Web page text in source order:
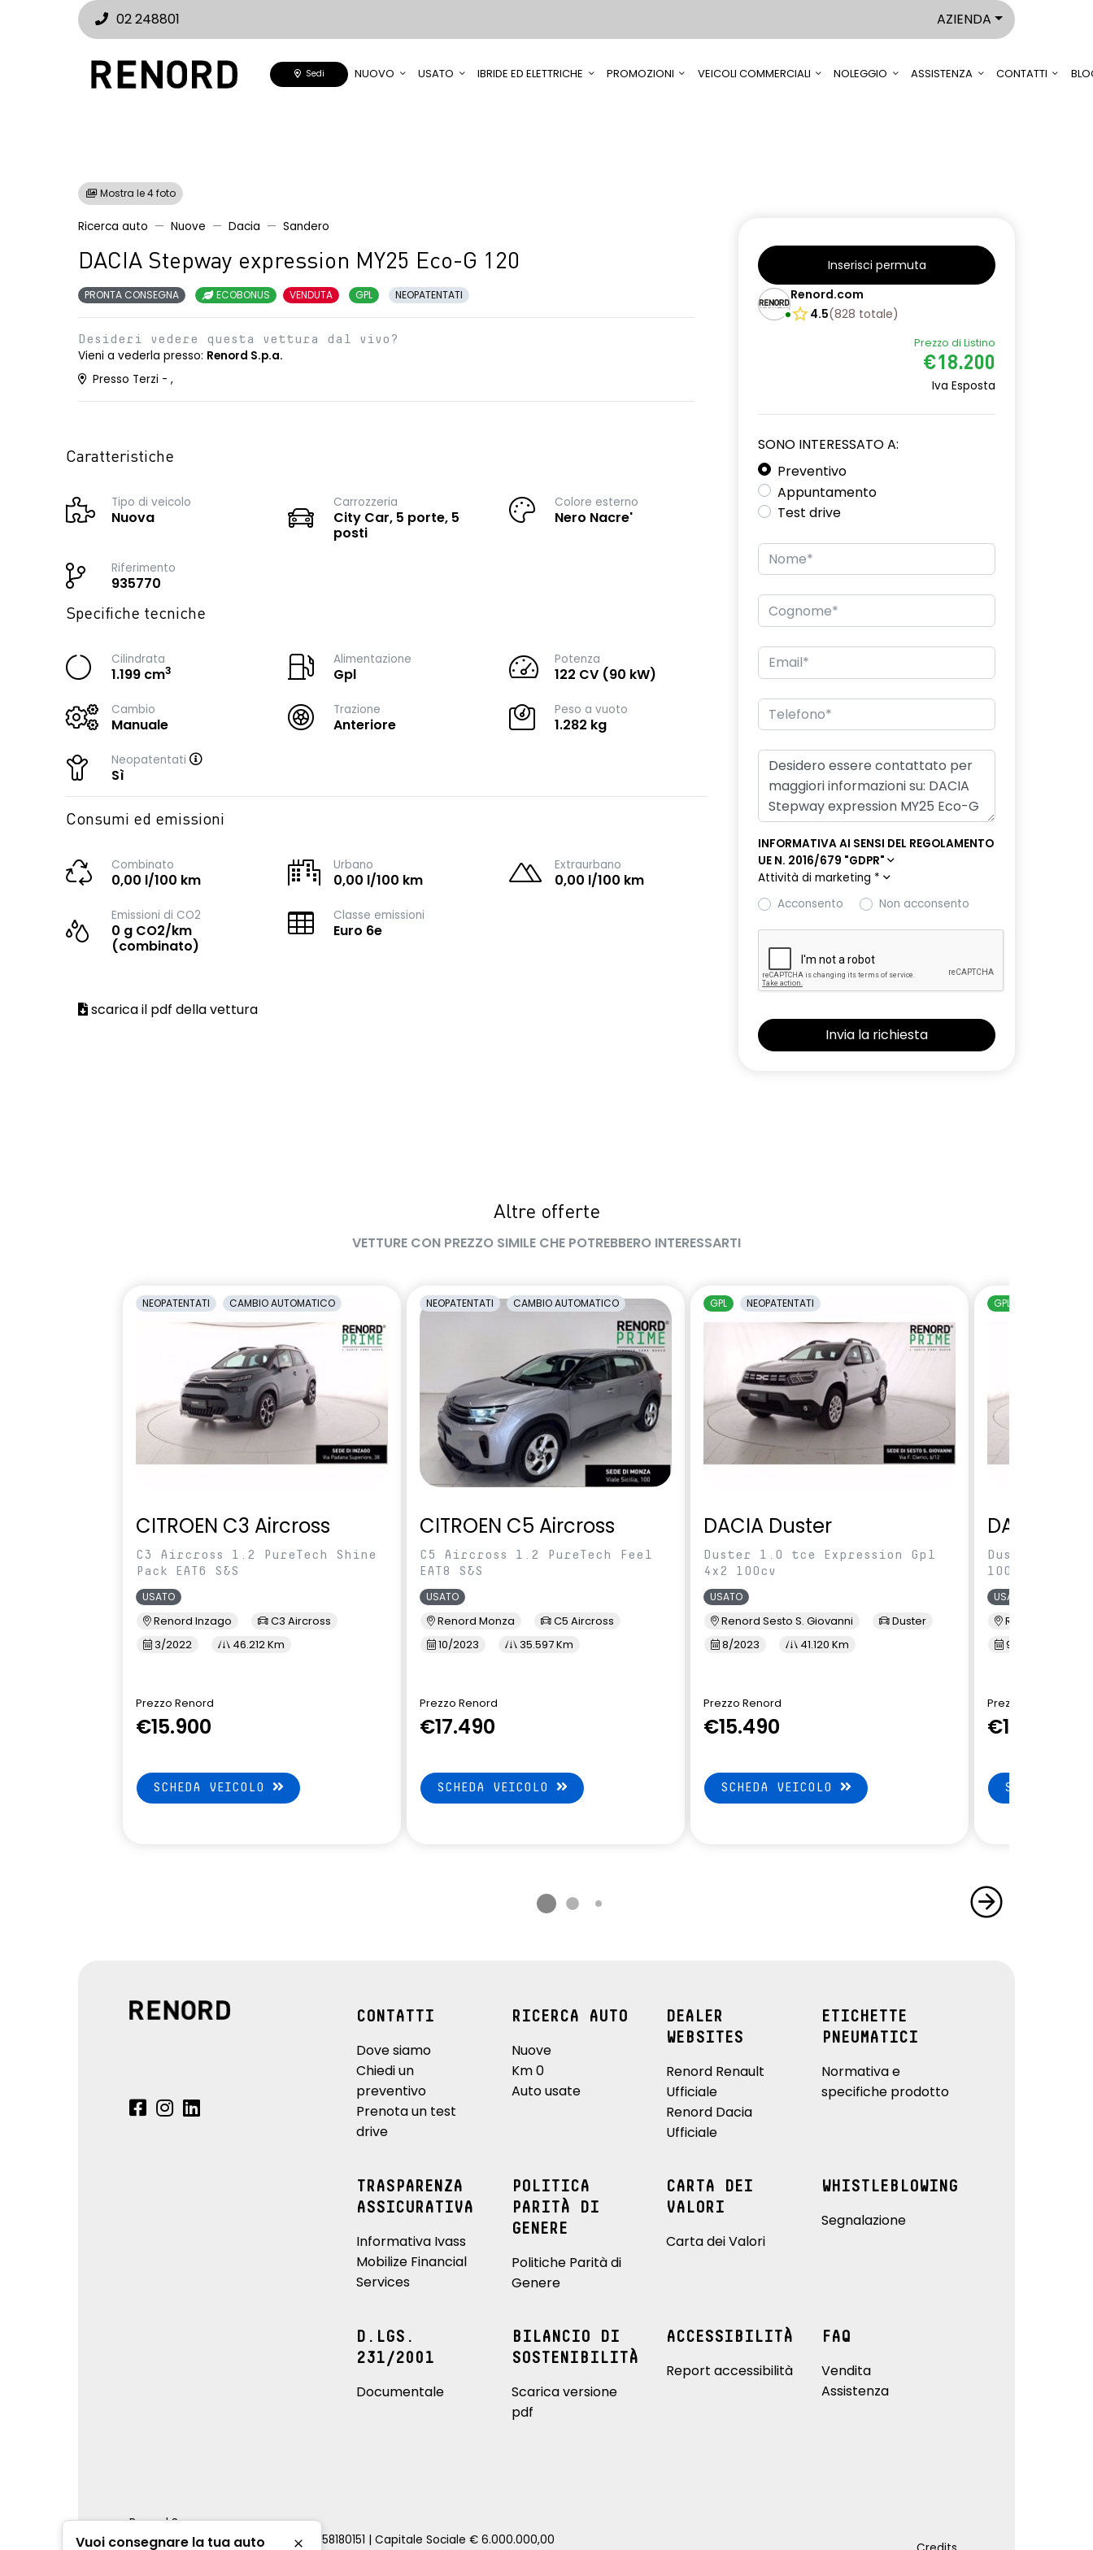
02 248801 AZIENDA
Sedi NUOVO USATO IBRIDE ED ELETTRICHE PROMOZIONI VEICOLI COMMERCIALI NOLEGGIO ASSISTENZA CONTATTI
Mostra le 4 foto
Ricerca auto Nuove Dacia Sandero
DACIA Stepway expression MY25 Eco-G 120
PRONTA CONSEGNA ECOBONUS VENDUTA GPL NEOPATENTATI
Desideri vedere questa vettura dal vivo?
Vieni a vederla presso: Renord S.p.a.
Presso Terzi - ,
Caratteristiche
Tipo di veicolo
Nuova
Carrozzeria
City Car, 5 porte, 5
posti
Colore esterno
Nero Nacre'
Riferimento
935770
Specifiche tecniche
Cilindrata
1.199 cm3
Alimentazione
Gpl
Potenza
122 CV (90 kW)
Cambio
Manuale
Trazione
Anteriore
Peso a vuoto
1.282 kg
Neopatentati
Sì
Consumi ed emissioni
Combinato
0,00 l/100 km
Urbano
0,00 l/100 km
Extraurbano
0,00 l/100 km
Emissioni di CO2
0 g CO2/km
(combinato)
Classe emissioni
Euro 6e
scarica il pdf della vettura
Inserisci permuta
Renord.com
4.5(828 totale)
Prezzo di Listino
€18.200
Iva Esposta
SONO INTERESSATO A:
Preventivo
Appuntamento
Test drive
INFORMATIVA AI SENSI DEL REGOLAMENTO
UE N. 2016/679 "GDPR"
Attività di marketing *
Acconsento
Non acconsento
Altre offerte
VETTURE CON PREZZO SIMILE CHE POTREBBERO INTERESSARTI
NEOPATENTATI CAMBIO AUTOMATICO
CITROEN C3 Aircross
C3 Aircross 1.2 PureTech Shine
Pack EAT6 S&S
USATO
Renord Inzago
C3 Aircross
3/2022
46.212 Km
Prezzo Renord
€15.900
SCHEDA VEICOLO
NEOPATENTATI CAMBIO AUTOMATICO
CITROEN C5 Aircross
C5 Aircross 1.2 PureTech Feel
EAT8 S&S
USATO
Renord Monza
C5 Aircross
10/2023
35.597 Km
Prezzo Renord
€17.490
SCHEDA VEICOLO
GPL NEOPATENTATI
DACIA Duster
Duster 1.0 tce Expression Gpl
4x2 100cv
USATO
Renord Sesto S. Giovanni
Duster
8/2023
41.120 Km
Prezzo Renord
€15.490
SCHEDA VEICOLO
GPL
DACIA
Duster 1.0
100cv
USATO
Renord Sesto S.
9/2023
Prezzo Renord
€15.900
SCHEDA
CONTATTI
Dove siamo
Chiedi un
preventivo
Prenota un test
drive
RICERCA AUTO
Nuove
Km 0
Auto usate
DEALER
WEBSITES
Renord Renault
Ufficiale
Renord Dacia
Ufficiale
ETICHETTE
PNEUMATICI
Normativa e
specifiche prodotto
TRASPARENZA
ASSICURATIVA
Informativa Ivass
Mobilize Financial
Services
POLITICA
PARITÀ DI
GENERE
Politiche Parità di
Genere
CARTA DEI
VALORI
Carta dei Valori
WHISTLEBLOWING
Segnalazione
D.LGS.
231/2001
Documentale
BILANCIO DI
SOSTENIBILITÀ
Scarica versione
pdf
ACCESSIBILITÀ
Report accessibilità
FAQ
Vendita
Assistenza
Renord S.p.a.
REA Milano 810796 | P.IVA e C.F. 00858180151 | Capitale Sociale € 6.000.000,00
Vuoi consegnare la tua auto